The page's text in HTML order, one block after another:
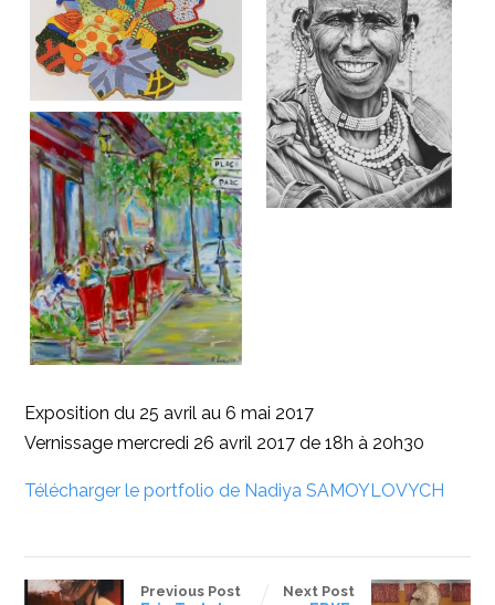
Exposition du 25 avril au 6 mai 2017
Vernissage mercredi 26 avril 2017 de 18h à 20h30
Télécharger le portfolio de Nadiya SAMOYLOVYCH
Previous Post Next Post